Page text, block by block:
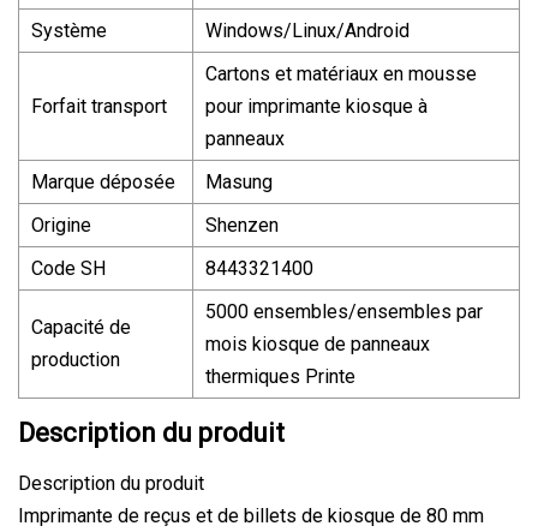
Système
Windows/Linux/Android
Forfait transport
Cartons et matériaux en mousse
pour imprimante kiosque à
panneaux
Marque déposée
Masung
Origine
Shenzen
Code SH
8443321400
Capacité de
production
5000 ensembles/ensembles par
mois kiosque de panneaux
thermiques Printe
Description du produit
Description du produit
Imprimante de reçus et de billets de kiosque de 80 mm